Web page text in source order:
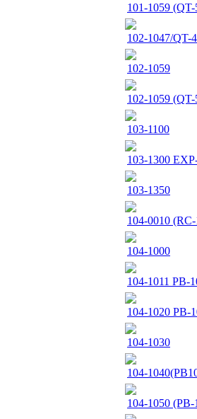
101-1059 (QT-
102-1047/QT-
102-1059
102-1059
103-1100
103-1300
103-1350
104-0010
104-1000
104-1011 PB-
104-1020 PB-
104-1030
104-
104-1050 (PB-